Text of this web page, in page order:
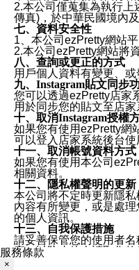
2.本公司僅蒐集為執行上
傳真)，於中華民國境內
七、資料安全性
1、本公司ezPretty網站
2.本公司ezPretty網站將
八、查詢或更正的方式
用戶個人資料有變更、
九、Instagram貼文同步
您可以透過ezPretty店家
用於同步您的貼文至店家
十、取消Instagram授權
如果您有使用ezPretty網
可以登入店家系統後台
十一、取消帳號資料方式
如果您有使用本公司
相關資料。
十二、隱私權聲明的更新
本公司將不定時更新隱
內容有所變更，或是處
的個人資訊。
十三、自我保護措施
請妥善保管您的使用者
窗，以防止他人讀取您的
服務條款
×